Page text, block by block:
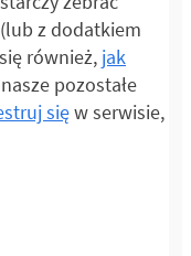
z dodatkiem
również, jak
pozostałe
sięw serwisie,